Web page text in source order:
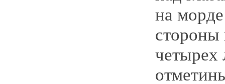
на
стороны
четырех